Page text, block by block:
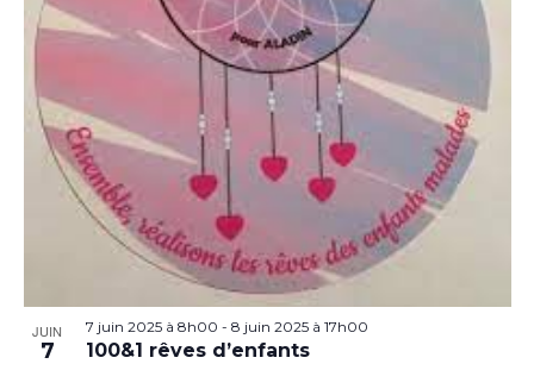
JUIN
7
7 juin 2025 à 8h00 - 8 juin 2025 à 17h00
100&1 rêves d’enfants